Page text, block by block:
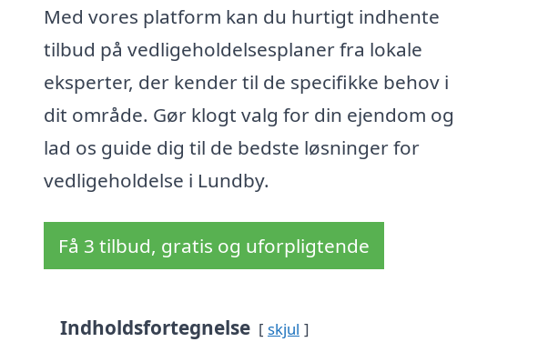
Med vores platform kan du hurtigt indhente
tilbud på vedligeholdelsesplaner fra lokale
eksperter, der kender til de specifikke behov i
dit område. Gør klogt valg for din ejendom og
lad os guide dig til de bedste løsninger for
vedligeholdelse i Lundby.
Få 3 tilbud, gratis og uforpligtende
Indholdsfortegnelse skjul